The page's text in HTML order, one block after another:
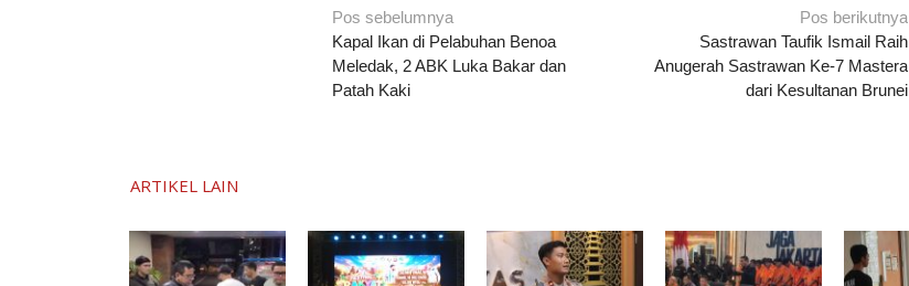
Navigasi
pos
Pos sebelumnya
Kapal Ikan di Pelabuhan Benoa
Meledak, 2 ABK Luka Bakar dan
Patah Kaki
Pos berikutnya
Sastrawan Taufik Ismail Raih
Anugerah Sastrawan Ke-7 Mastera
dari Kesultanan Brunei
ARTIKEL LAIN